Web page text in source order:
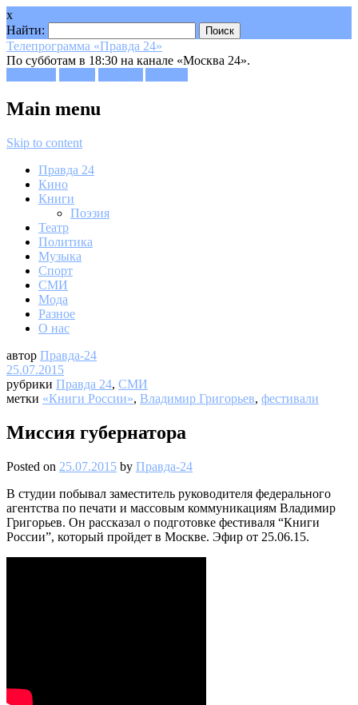
x
Найти:
Телепрограмма «Правда 24»
По субботам в 18:30 на канале «Москва 24».
Main menu
Skip to content
Правда 24
Кино
Книги
Поэзия
Театр
Политика
Музыка
Спорт
СМИ
Мода
Разное
О нас
автор Правда-24
25.07.2015
рубрики Правда 24, СМИ
метки «Книги России», Владимир Григорьев, фестивали
Миссия губернатора
Posted on 25.07.2015 by Правда-24
В студии побывал заместитель руководителя федерального
агентства по печати и массовым коммуникациям Владимир
Григорьев. Он рассказал о подготовке фестиваля “Книги
России”, который пройдет в Москве. Эфир от 25.06.15.